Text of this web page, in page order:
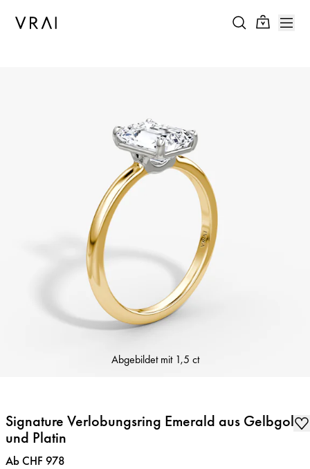
Abgebildet mit 1,5 ct
Signature Verlobungsring Emerald aus Gelbgold
und Platin
Preis:
Ab CHF 978